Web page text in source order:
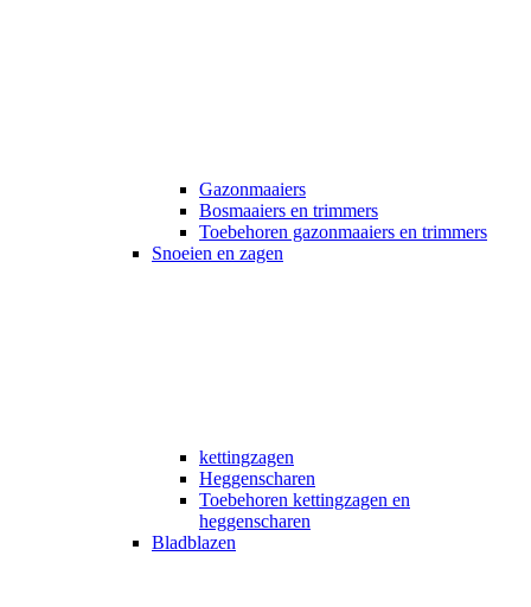
Gazonmaaiers
Bosmaaiers en trimmers
Toebehoren gazonmaaiers en trimmers
Snoeien en zagen
kettingzagen
Heggenscharen
Toebehoren kettingzagen en
heggenscharen
Bladblazen